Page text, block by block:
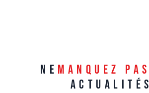
Ne manquez pas
actualités